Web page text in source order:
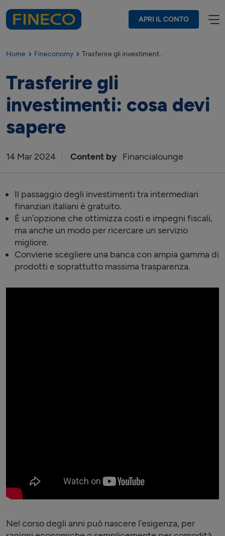
APRI IL CONTO
Home Fineconomy Trasferire gli investimenti: cosa devi sapere
Trasferire gli
investimenti: cosa devi
sapere
14 Mar2024 Content by Financialounge
Il passaggio degli investimenti tra intermediari
finanziari italiani è gratuito.
È un’opzione che ottimizza costi e impegni fiscali,
ma anche un modo per ricercare un servizio
migliore.
Conviene scegliere una banca con ampia gamma di
prodotti e soprattutto massima trasparenza.
Nel corso degli anni può nascere l’esigenza, per